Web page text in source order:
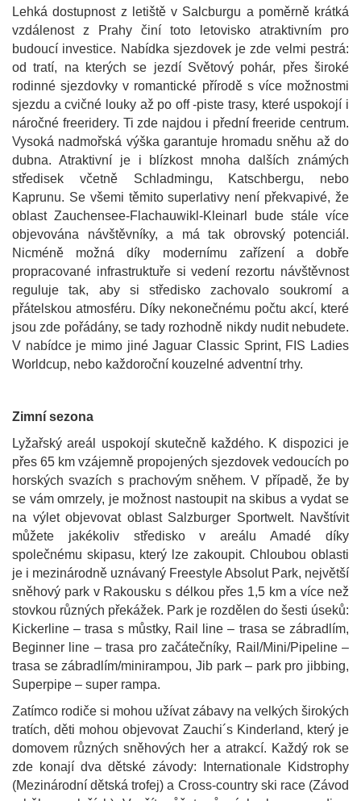
Lehká dostupnost z letiště v Salcburgu a poměrně krátká
vzdálenost z Prahy činí toto letovisko atraktivním pro
budoucí investice. Nabídka sjezdovek je zde velmi pestrá:
od tratí, na kterých se jezdí Světový pohár, přes široké
rodinné sjezdovky v romantické přírodě s více možnostmi
sjezdu a cvičné louky až po off -piste trasy, které uspokojí i
náročné freeridery. Ti zde najdou i přední freeride centrum.
Vysoká nadmořská výška garantuje hromadu sněhu až do
dubna. Atraktivní je i blízkost mnoha dalších známých
středisek včetně Schladmingu, Katschbergu, nebo
Kaprunu. Se všemi těmito superlativy není překvapivé, že
oblast Zauchensee-Flachauwikl-Kleinarl bude stále více
objevována návštěvníky, a má tak obrovský potenciál.
Nicméně možná díky modernímu zařízení a dobře
propracované infrastruktuře si vedení rezortu návštěvnost
reguluje tak, aby si středisko zachovalo soukromí a
přátelskou atmosféru. Díky nekonečnému počtu akcí, které
jsou zde pořádány, se tady rozhodně nikdy nudit nebudete.
V nabídce je mimo jiné Jaguar Classic Sprint, FIS Ladies
Worldcup, nebo každoroční kouzelné adventní trhy.
Zimní sezona
Lyžařský areál uspokojí skutečně každého. K dispozici je
přes 65 km vzájemně propojených sjezdovek vedoucích po
horských svazích s prachovým sněhem. V případě, že by
se vám omrzely, je možnost nastoupit na skibus a vydat se
na výlet objevovat oblast Salzburger Sportwelt. Navštívit
můžete jakékoliv středisko v areálu Amadé díky
společnému skipasu, který lze zakoupit. Chloubou oblasti
je i mezinárodně uznávaný Freestyle Absolut Park, největší
sněhový park v Rakousku s délkou přes 1,5 km a více než
stovkou různých překážek. Park je rozdělen do šesti úseků:
Kickerline – trasa s můstky, Rail line – trasa se zábradlím,
Beginner line – trasa pro začátečníky, Rail/Mini/Pipeline –
trasa se zábradlím/minirampou, Jib park – park pro jibbing,
Superpipe – super rampa.
Zatímco rodiče si mohou užívat zábavy na velkých širokých
tratích, děti mohou objevovat Zauchi´s Kinderland, který je
domovem různých sněhových her a atrakcí. Každý rok se
zde konají dva dětské závody: Internationale Kidstrophy
(Mezinárodní dětská trofej) a Cross-country ski race (Závod